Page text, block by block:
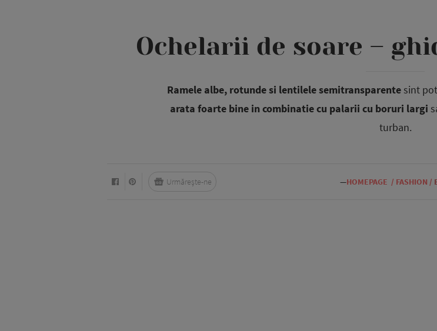
Ochelarii de soare –
Ramele albe, rotunde si lentilele semitransparentesint
arata foarte bine in combinatie cu palarii cu boruri largi
turban.
—HOMEPAGE / FASHION /
Urmărește-ne